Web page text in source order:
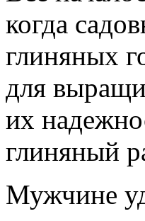
когда
глиняных
для
их
глиняный
Мужчине